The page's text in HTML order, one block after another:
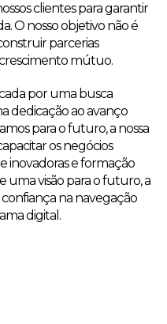
clientes para garantir
O nosso objetivo não é
parcerias
mútuo.
por uma busca
dedicação ao avanço
para o futuro, a nossa
os negócios
inovadoras e formação
uma visão para o futuro, a
na navegação
digital.